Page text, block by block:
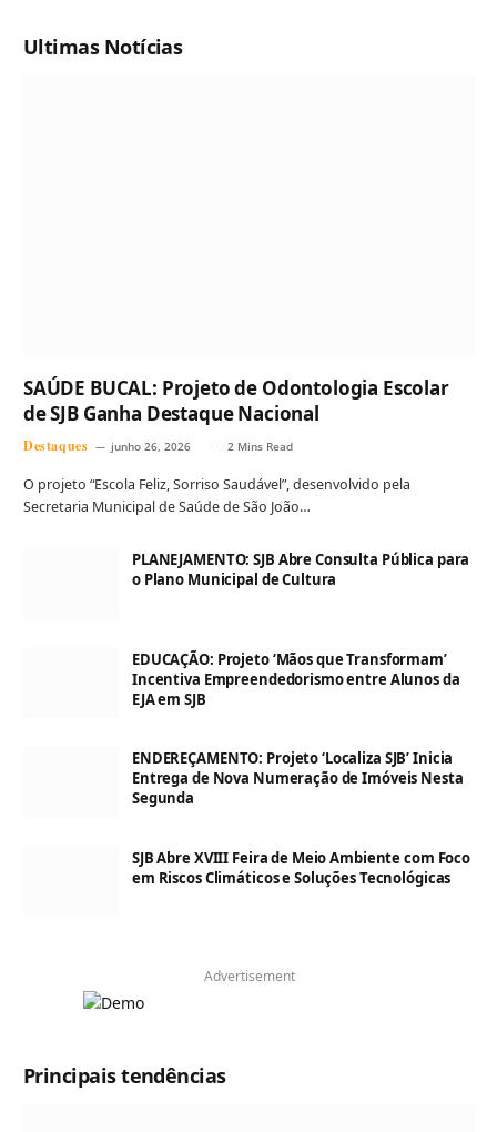
Ultimas Notícias
SAÚDE BUCAL: Projeto de Odontologia Escolar
de SJB Ganha Destaque Nacional
Destaques junho 26, 2026 2 Mins Read
O projeto “Escola Feliz, Sorriso Saudável”, desenvolvido pela
Secretaria Municipal de Saúde de São João…
PLANEJAMENTO: SJB Abre Consulta Pública para
o Plano Municipal de Cultura
EDUCAÇÃO: Projeto ‘Mãos que Transformam’
Incentiva Empreendedorismo entre Alunos da
EJA em SJB
ENDEREÇAMENTO: Projeto ‘Localiza SJB’ Inicia
Entrega de Nova Numeração de Imóveis Nesta
Segunda
SJB Abre XVIII Feira de Meio Ambiente com Foco
em Riscos Climáticos e Soluções Tecnológicas
Advertisement
Principais tendências